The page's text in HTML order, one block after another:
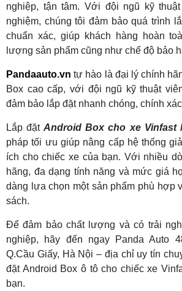
nghiệp, tận tâm. Với đội ngũ kỹ
nghiệm, chúng tôi đảm bảo quá trình
chuẩn xác, giúp khách hàng hoàn
lượng sản phẩm cũng như chế độ bảo
Pandaauto.vn tự hào là đại lý chính
Box cao cấp, với đội ngũ kỹ thuật
đảm bảo lắp đặt nhanh chóng, chính
Lắp đặtAndroid Box cho xe Vinfast
pháp tối ưu giúp nâng cấp hệ thống
ích cho chiếc xe của bạn. Với nhiều
hãng, đa dạng tính năng và mức giá
dàng lựa chọn một sản phẩm phù hợp
sách.
Để đảm bảo chất lượng và có trải
nghiệp, hãy đến ngay Panda Auto
Q.Cầu Giấy, Hà Nội – địa chỉ uy tín
đặt Android Box ô tô cho chiếc xe
bạn.